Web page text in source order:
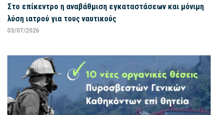
Στο επίκεντρο η αναβάθμιση εγκαταστάσεων και μόνιμη
λύση ιατρού για τους ναυτικούς
03/07/2026